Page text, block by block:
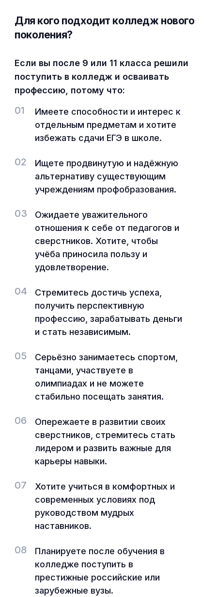
Для кого подходит колледж нового
поколения?
Если вы после 9 или 11 класса решили
поступить в колледж и осваивать
профессию, потому что:
01
Имеете способности и интерес к
отдельным предметам и хотите
избежать сдачи ЕГЭ в школе.
02
Ищете продвинутую и надёжную
альтернативу существующим
учреждениям профобразования.
03
Ожидаете уважительного
отношения к себе от педагогов и
сверстников. Хотите, чтобы
учёба приносила пользу и
удовлетворение.
04
Стремитесь достичь успеха,
получить перспективную
профессию, зарабатывать деньги
и стать независимым.
05
Серьёзно занимаетесь спортом,
танцами, участвуете в
олимпиадах и не можете
стабильно посещать занятия.
06
Опережаете в развитии своих
сверстников, стремитесь стать
лидером и развить важные для
карьеры навыки.
07
Хотите учиться в комфортных и
современных условиях под
руководством мудрых
наставников.
08
Планируете после обучения в
колледже поступить в
престижные российские или
зарубежные вузы.